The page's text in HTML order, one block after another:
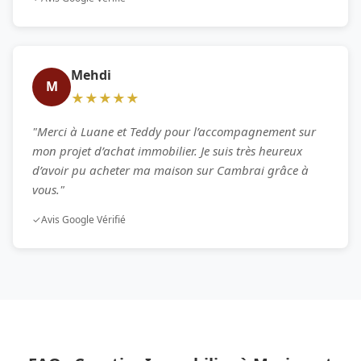
M
Mehdi
★★★★★
"Merci à Luane et Teddy pour l’accompagnement sur
mon projet d’achat immobilier. Je suis très heureux
d’avoir pu acheter ma maison sur Cambrai grâce à
vous."
✓Avis Google Vérifié